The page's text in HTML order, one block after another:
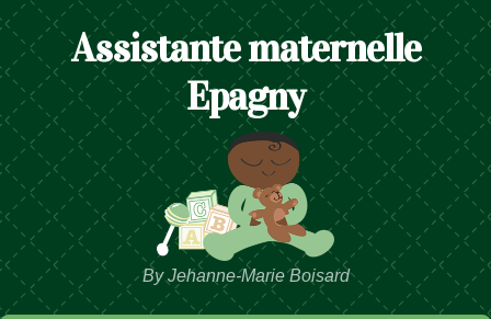
Assistante maternelle
Epagny
By Jehanne-Marie Boisard